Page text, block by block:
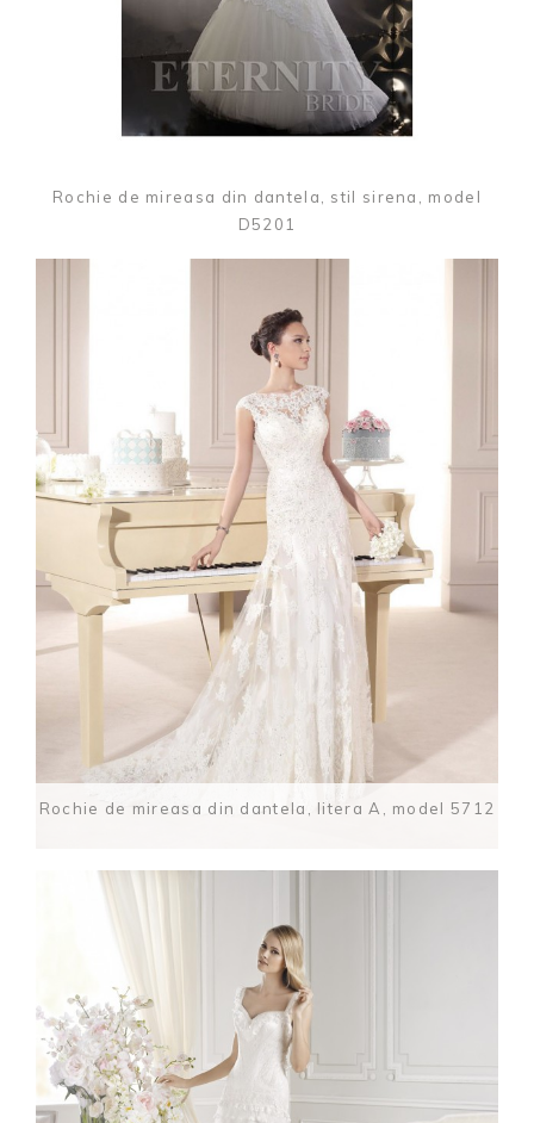
Rochie de mireasa din dantela, stil sirena, model
D5201
Rochie de mireasa din dantela, litera A, model 5712